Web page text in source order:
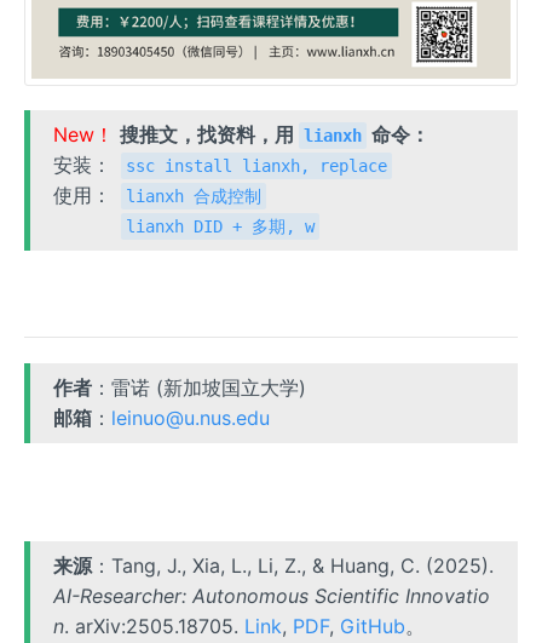
New！ 搜推文，找资料，用 lianxh 命令：
安装：
ssc install lianxh, replace
使用：
lianxh 合成控制
lianxh DID + 多期, w
作者 ：雷诺 (新加坡国立大学)
邮箱 ： leinuo@u.nus.edu
来源：Tang, J., Xia, L., Li, Z., & Huang, C. (2025).
AI-Researcher: Autonomous Scientific Innovatio
n. arXiv:2505.18705. Link, PDF, GitHub。